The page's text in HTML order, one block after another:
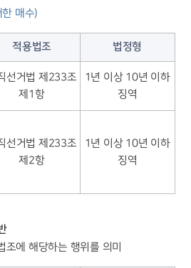
사전문변호사
소식/자료
언론보도
공지사항
법률 블로그
터/브로슈어
세미나
법률상담예약
매수)
적용법조 법정형
선거법 제233조
제1항
1년 이상 10년 이하
징역
선거법 제233조
제2항
1년 이상 10년 이하
징역
에 해당하는 행위를 의미